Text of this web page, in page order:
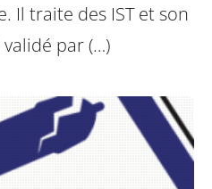
Il traite des IST et son
par (…)